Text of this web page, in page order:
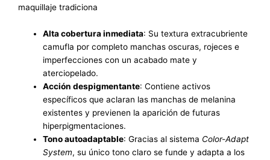
maquillaje tradiciona
Alta cobertura inmediata: Su textura extracubriente
camufla por completo manchas oscuras, rojeces e
imperfecciones con un acabado mate y
aterciopelado.
Acción despigmentante: Contiene activos
específicos que aclaran las manchas de melanina
existentes y previenen la aparición de futuras
hiperpigmentaciones.
Tono autoadaptable: Gracias al sistema Color-Adapt
System, su único tono claro se funde y adapta a los